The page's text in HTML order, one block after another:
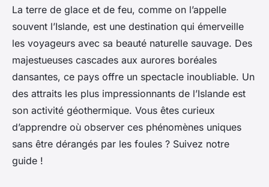
Où observer les phénomènes
géothermiques uniques en
Islande sans les foules ?
Léna•10 mars 2024•6 min de lecture
La terre de glace et de feu, comme on l’appelle
souvent l’Islande, est une destination qui émerveille
les voyageurs avec sa beauté naturelle sauvage. Des
majestueuses cascades aux aurores boréales
dansantes, ce pays offre un spectacle inoubliable. Un
des attraits les plus impressionnants de l’Islande est
son activité géothermique. Vous êtes curieux
d’apprendre où observer ces phénomènes uniques
sans être dérangés par les foules ? Suivez notre
guide !